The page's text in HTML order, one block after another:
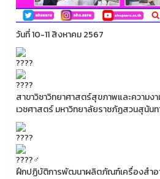
วันที่ 10-11 สิงหาคม 2567
สาขาวิชาวิทยาศาสตร์สุขภาพและความง
เวชศาสตร์ มหาวิทยาลัยราชภัฏสวนสุนัน
ฝึกปฏิบัติการพัฒนาผลิตภัณฑ์เครื่องสำอ